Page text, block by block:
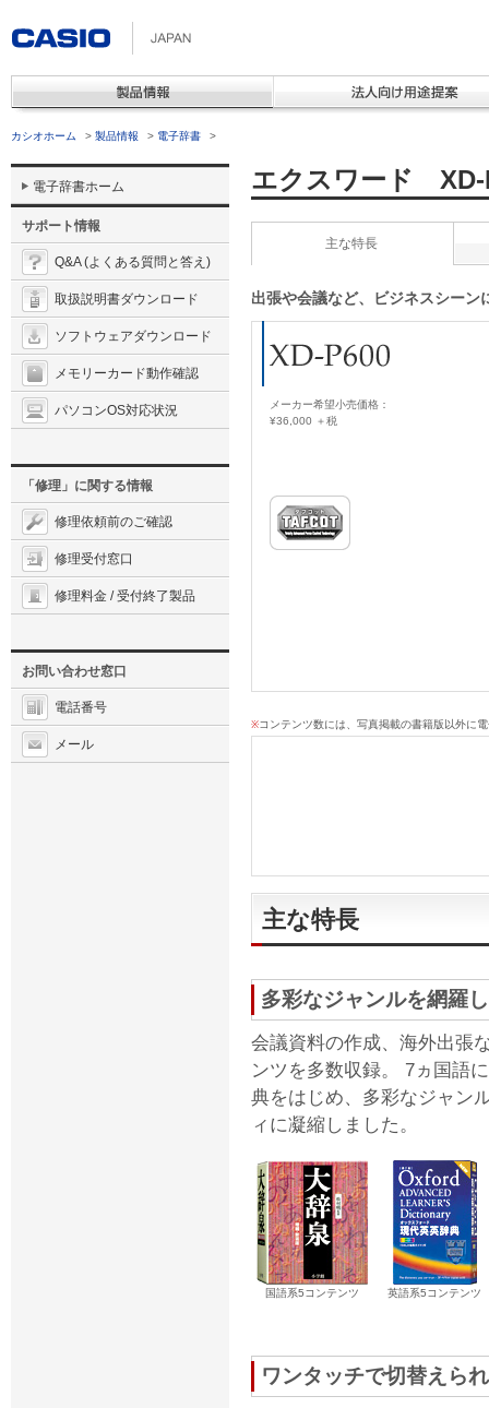
カシオホーム >製品情報 > 電子辞書 >
エクスワード XD-
主な特長
出張や会議など、ビジネスシー
メーカー希望小売価格：
¥36,000 ＋税
※コンテンツ数には、写真掲載の書籍版以外に
主な特長
多彩なジャンルを網羅
会議資料の作成、海外出張
ンツを多数収録。 7ヵ国語
典をはじめ、多彩なジャン
ィに凝縮しました。
国語系5コンテンツ 英語系5コンテンツ
ワンタッチで切替えら
電子辞書ホーム
サポート情報
Q&A (よくある質問と答え)
取扱説明書ダウンロード
ソフトウェアダウンロード
メモリーカード動作確認
パソコンOS対応状況
「修理」に関する情報
修理依頼前のご確認
修理受付窓口
修理料金 / 受付終了製品
お問い合わせ窓口
電話番号
メール